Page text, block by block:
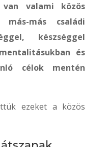
valami közös
más-más családi
készséggel
és
célok mentén
ezeket a közös